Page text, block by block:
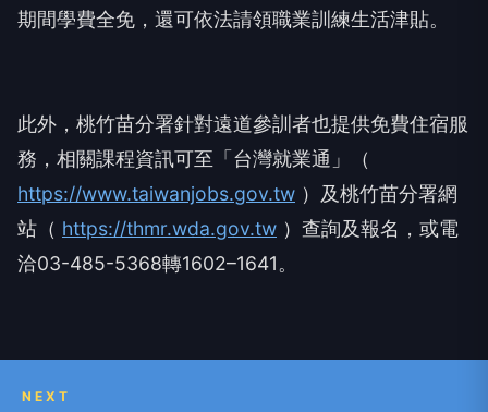
期間學費全免，還可依法請領職業訓練生活津貼。
此外，桃竹苗分署針對遠道參訓者也提供免費住宿服
務，相關課程資訊可至「台灣就業通」（
https://www.taiwanjobs.gov.tw ）及桃竹苗分署網
站（ https://thmr.wda.gov.tw ）查詢及報名，或電
洽03-485-5368轉1602–1641。
NEXT